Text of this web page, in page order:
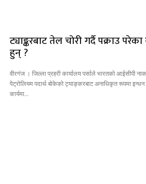
ट्याङ्करबाट तेल चोरी गर्दै पक्राउ
हुन् ?
वीरगंज । जिल्ला प्रहरी कार्यालय पर्साले भारतको आईसीपी
पेट्रोलियम पदार्थ बोकेको ट्याङ्करबाट अनाधिकृत रूपमा इन्धन
कार्यमा...